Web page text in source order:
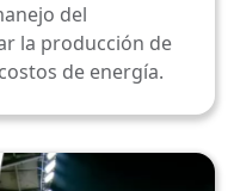
del
la producción de
de energía.